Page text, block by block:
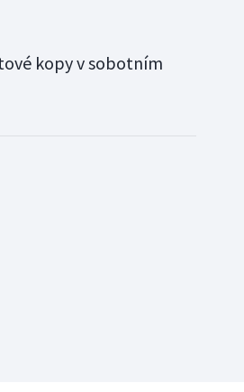
kopy v sobotním